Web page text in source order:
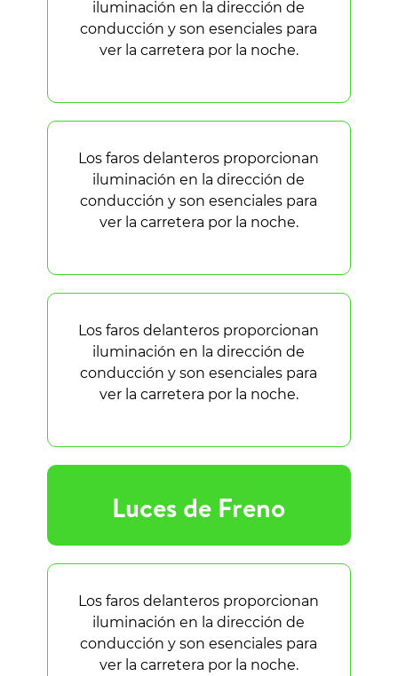
Luces de Freno
iluminación en la dirección de
conducción y son esenciales para
ver la carretera por la noche.
Los faros delanteros proporcionan
iluminación en la dirección de
conducción y son esenciales para
ver la carretera por la noche.
Los faros delanteros proporcionan
iluminación en la dirección de
conducción y son esenciales para
ver la carretera por la noche.
Los faros delanteros proporcionan
iluminación en la dirección de
conducción y son esenciales para
ver la carretera por la noche.